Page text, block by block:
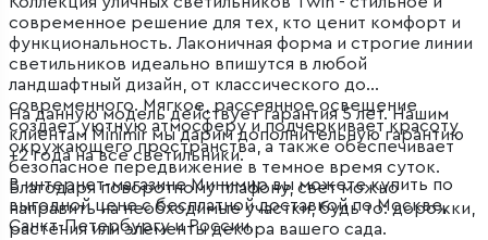
современное решение для тех, кто ценит комфорт и
функциональность. Лаконичная форма и строгие линии
светильников идеально впишутся в любой
ландшафтный дизайн, от классического до
современного. Мягкое, рассеянное освещение
создает уютную атмосферу и подчеркивает красоту
окружающего пространства, а также обеспечивает
безопасное передвижение в темное время суток.
Благодаря поворотному плафону, свет можно
направить на необходимые участки, будь то: дорожки,
растения или элементы декора вашего сада.
На данную модель действует гарантия 5 лет. Нашим
клиентам Minimir мы дарим дополнительную гарантию
+2 года на все светильники.
В интернет-магазине Минимир вы можете купить по
выгодной цене с бесплатной доставкой по Москве,
Санкт-Петербургу и России.